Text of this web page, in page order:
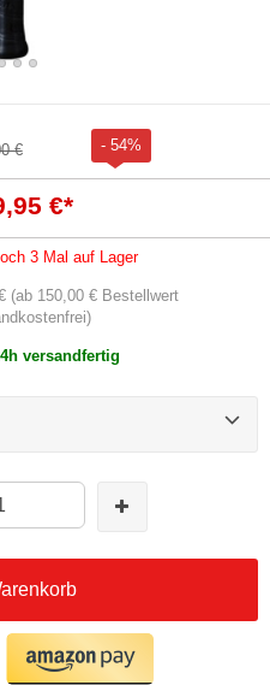
€ - 54%
€*
3 Mal auf Lager
(ab 150,00 € Bestellwert
versandfertig